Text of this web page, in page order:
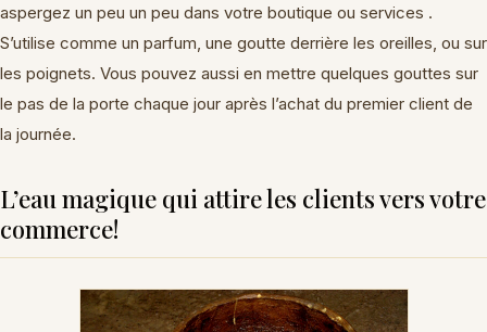
aspergez un peu un peu dans votre boutique ou services .
S’utilise comme un parfum, une goutte derrière les oreilles, ou sur
les poignets. Vous pouvez aussi en mettre quelques gouttes sur
le pas de la porte chaque jour après l’achat du premier client de
la journée.
L’eau magique qui attire les clients vers votre
commerce!